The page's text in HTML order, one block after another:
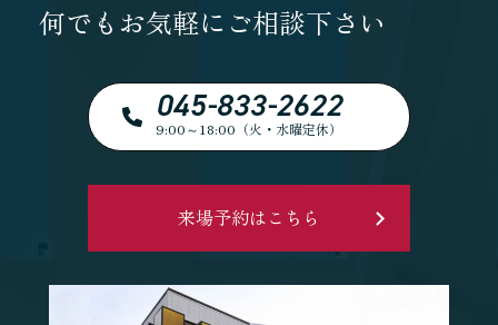
何でもお気軽にご相談下さい
045-833-2622
9:00～18:00（火・水曜定休）
来場予約はこちら